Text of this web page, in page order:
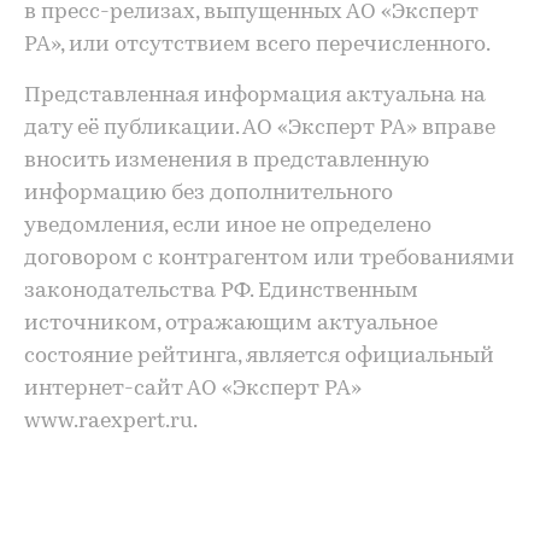
в пресс-релизах, выпущенных АО «Эксперт
РА», или отсутствием всего перечисленного.
Представленная информация актуальна на
дату её публикации. АО «Эксперт РА» вправе
вносить изменения в представленную
информацию без дополнительного
уведомления, если иное не определено
договором с контрагентом или требованиями
законодательства РФ. Единственным
источником, отражающим актуальное
состояние рейтинга, является официальный
интернет-сайт АО «Эксперт РА»
www.raexpert.ru.